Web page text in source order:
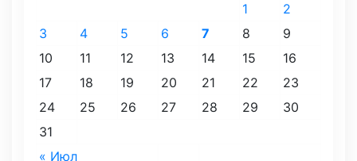
« Июл
1
2
3
4 5 6 7 8
9
10
11 12 13 14 15
16
17
18 19 20 21 22
23
24
25 26 27 28 29
30
31